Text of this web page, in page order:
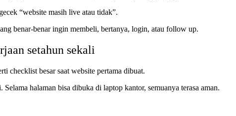
“website masih live atau tidak”.
benar-benar ingin membeli, bertanya, login, atau follow up.
setahun sekali
checklist besar saat website pertama dibuat.
halaman bisa dibuka di laptop kantor, semuanya terasa aman.